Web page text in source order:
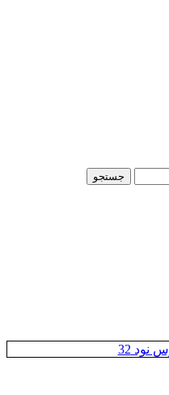
نود 32